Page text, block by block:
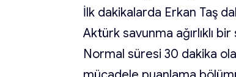
İlk dakikalarda Erkan Taş
Aktürk savunma ağırlıklı
Normal süresi 30 dakika